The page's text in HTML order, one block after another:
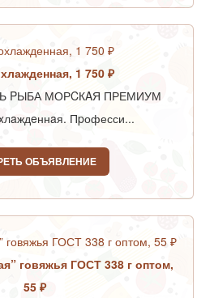
1 750 ₽
PЫБА МОРCКAЯ ПРЕМИУМ
Пpофесси...
ОБЪЯВЛЕНИЕ
говяжья ГОСТ 338 г оптом,
55 ₽